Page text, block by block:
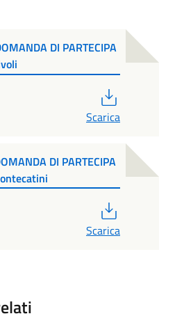
DI PARTECIPA
Scarica
DI PARTECIPA
Scarica